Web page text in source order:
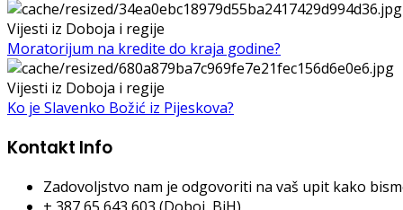
Vijesti iz Doboja i regije
Moratorijum na kredite do kraja godine?
Vijesti iz Doboja i regije
Ko je Slavenko Božić iz Pijeskova?
Kontakt Info
Zadovoljstvo nam je odgovoriti na vaš upit kako